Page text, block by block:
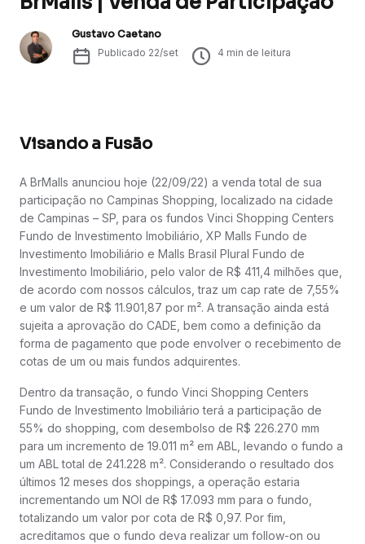
Gustavo Caetano
Publicado 22/set 4 min de leitura
Visando a Fusão
A BrMalls anunciou hoje (22/09/22) a venda total de sua
participação no Campinas Shopping, localizado na cidade
de Campinas – SP, para os fundos Vinci Shopping Centers
Fundo de Investimento Imobiliário, XP Malls Fundo de
Investimento Imobiliário e Malls Brasil Plural Fundo de
Investimento Imobiliário, pelo valor de R$ 411,4 milhões que,
de acordo com nossos cálculos, traz um cap rate de 7,55%
e um valor de R$ 11.901,87 por m². A transação ainda está
sujeita a aprovação do CADE, bem como a definição da
forma de pagamento que pode envolver o recebimento de
cotas de um ou mais fundos adquirentes.
Dentro da transação, o fundo Vinci Shopping Centers
Fundo de Investimento Imobiliário terá a participação de
55% do shopping, com desembolso de R$ 226.270 mm
para um incremento de 19.011 m² em ABL, levando o fundo a
um ABL total de 241.228 m². Considerando o resultado dos
últimos 12 meses dos shoppings, a operação estaria
incrementando um NOI de R$ 17.093 mm para o fundo,
totalizando um valor por cota de R$ 0,97. Por fim,
acreditamos que o fundo deva realizar um follow-on ou